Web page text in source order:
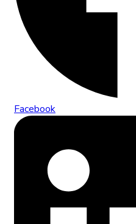
Facebook